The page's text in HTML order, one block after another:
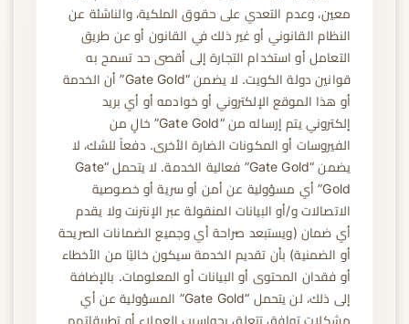
معين، وعدم التعدي على حقوق الملكية، والناشئة عن
النظام القانوني أو غير ذلك في القانون أو عن طريق
التعامل أو استخدام التجارة إلى أقصى حد تسمح به
قوانين دولة الكويت. لا يضمن “Gate Gold” أن الخدمة
أو هذا الموقع الإلكتروني أو خوادمه أو أي بريد
إلكتروني يتم إرساله من “Gate Gold” خالٍ من
الفيروسات أو المكونات الضارة الأخرى. دفعاً للشك، لا
يضمن “Gate Gold” فعالية الخدمة. لا يتحمل “Gate
Gold” أي مسؤولية عن أمن أو سرية أو خصوصية
الاتصالات و/أو البيانات المنقولة عبر الإنترنت ولا يقدم
أي ضمان (ويستبعد صراحة أي وجميع الضمانات الصريحة
أو الضمنية) بأن تقديم الخدمة سيكون خاليًا من الأخطاء
أو فقدان المحتوى أو البيانات أو المعلومات. بالإضافة
إلى ذلك، لن يتحمل “Gate Gold” المسؤولية عن أي
مشكلات توافق تتعلق بحواسيب العملاء أو تطبيقاتهم